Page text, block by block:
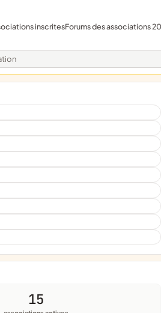
inscritesForums des associations
15